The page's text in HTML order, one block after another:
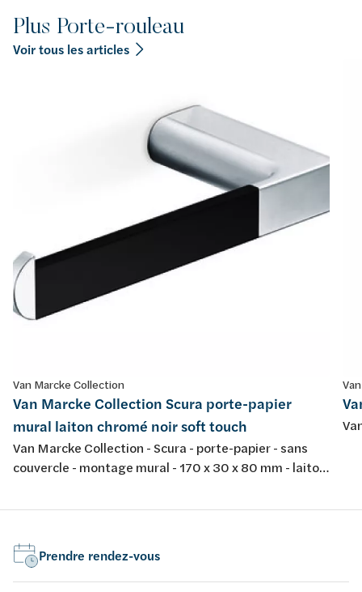
Plus Porte-rouleau
Voir tous les articles
Van Marcke Collection
Van Marcke Collection Scura porte-papier
mural laiton chromé noir soft touch
Van Marcke Collection - Scura - porte-papier - sans
couvercle - montage mural - 170 x 30 x 80 mm - laiton
Prendre rendez-vous